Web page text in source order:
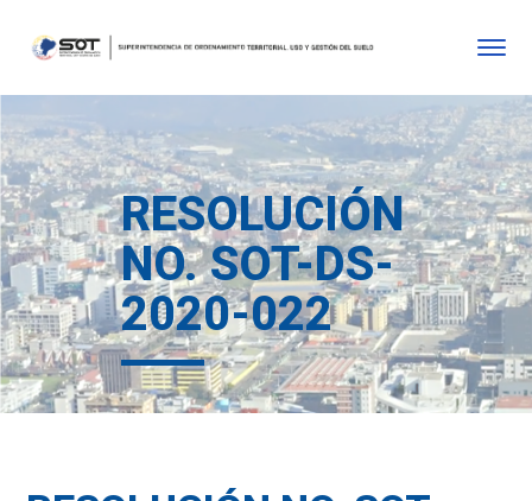
RESOLUCIÓN
NO. SOT-DS-
2020-022